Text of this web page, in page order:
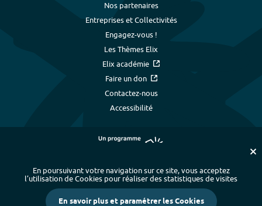
Nos partenaires
Entreprises et Collectivités
Engagez-vous !
Les Thèmes Elix
Elix académie
Faire un don
Contactez-nous
Accessibilité
Plan du site - Index alphabétique
-
Mentions légales et données personnelles
- Paramétrer les cookies
En poursuivant votre navigation sur ce site, vous acceptez
l’utilisation de Cookies pour réaliser des statistiques de visites
En savoir plus et paramétrer les Cookies